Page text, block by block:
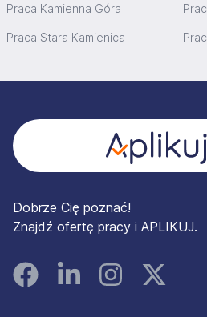
Praca Kamienna Góra
Praca Stara Kamienica
Dobrze Cię poznać!
Znajdź ofertę pracy i APLIKUJ.
FacebookLinked InInstagramInstagram